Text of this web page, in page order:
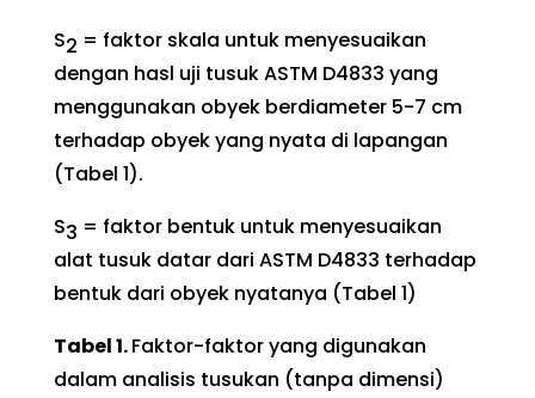
S2 = faktor skala untuk menyesuaikan
dengan hasl uji tusuk ASTM D4833 yang
menggunakan obyek berdiameter 5-7 cm
terhadap obyek yang nyata di lapangan
(Tabel 1).
S3 = faktor bentuk untuk menyesuaikan
alat tusuk datar dari ASTM D4833 terhadap
bentuk dari obyek nyatanya (Tabel 1)
Tabel 1.Faktor-faktor yang digunakan
dalam analisis tusukan (tanpa dimensi)